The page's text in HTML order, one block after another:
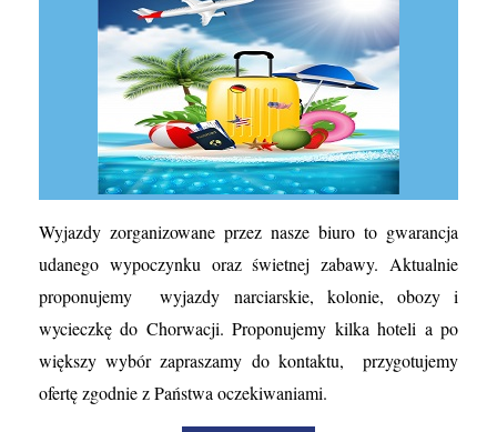
Wyjazdy zorganizowane przez nasze biuro to gwarancja
udanego wypoczynku oraz świetnej zabawy. Aktualnie
proponujemy wyjazdy narciarskie, kolonie, obozy i
wycieczkę do Chorwacji. Proponujemy kilka hoteli a po
większy wybór zapraszamy do kontaktu, przygotujemy
ofertę zgodnie z Państwa oczekiwaniami.